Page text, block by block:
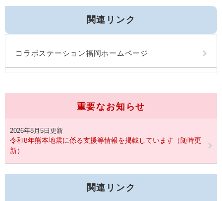
関連リンク
コラボステーション福岡ホームページ
重要なお知らせ
2026年8月5日更新
令和8年熊本地震に係る支援等情報を掲載しています（随時更
新）
関連リンク